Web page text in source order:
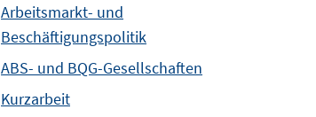
Arbeitsmarkt- und
Beschäftigungspolitik
ABS- und BQG-Gesellschaften
Kurzarbeit